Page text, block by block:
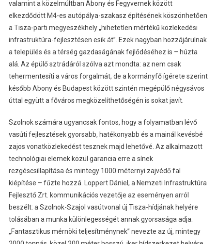
valamint a közelmúltban Abony és Fegyvernek között
elkezdődött M4-es autópálya-szakasz építésének köszönhetően
a Tisza-parti megyeszékhely „hihetetlen mértékű közlekedési
infrastruktúra-fejlesztésen esik át”. Ezek nagyban hozzájárulnak
a település és a térség gazdaságának fejlődéséhez is – húzta
alá. Az épülő sztrádáról szólva azt mondta: az nem csak
tehermentesíti a város forgalmát, de a kormányfő ígérete szerint
később Abony és Budapest között szintén megépülő négysávos
úttal együtt a főváros megközelíthetőségén is sokat javít.
Szolnok számára ugyancsak fontos, hogy a folyamatban lévő
vasúti fejlesztések gyorsabb, hatékonyabb és a mainál kevésbé
zajos vonatközlekedést tesznek majd lehetővé. Az alkalmazott
technológiai elemek közül garancia erre a sínek
rezgéscsillapítása és mintegy 1000 méternyi zajvédő fal
kiépítése – fűzte hozzá. Loppert Dániel, a Nemzeti Infrastruktúra
Fejlesztő Zrt. kommunikációs vezetője az eseményen arról
beszélt: a Szolnok-Szajol vasútvonal új Tisza-hídjának helyére
tolásában a munka különlegességét annak gyorsasága adja.
„Fantasztikus mérnöki teljesítménynek” nevezte az új, mintegy